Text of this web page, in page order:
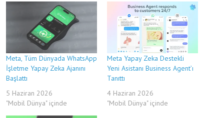
Meta, Tüm Dünyada WhatsApp
İşletme Yapay Zeka Ajanını
Başlattı
5 Haziran 2026
"Mobil Dünya" içinde
Meta Yapay Zeka Destekli
Yeni Asistanı Business Agent’ı
Tanıttı
4 Haziran 2026
"Mobil Dünya" içinde